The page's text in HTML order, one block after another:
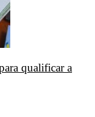
qualificar a